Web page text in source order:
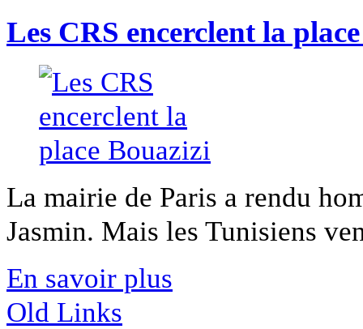
Les CRS encerclent la
La mairie de Paris a rendu
Jasmin. Mais les Tunisiens
En savoir plus
Old Links